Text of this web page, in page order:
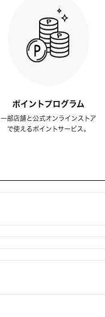
ポイントプログラム
一部店舗と公式オンラインストア
で使えるポイントサービス。